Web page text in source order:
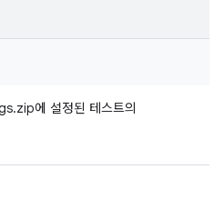
에 설정된 테스트의